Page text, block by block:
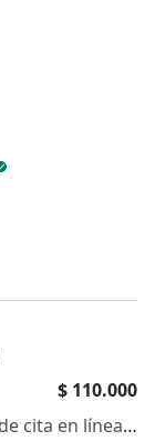
$ 110.000
Este especialista no ofrece reserva de cita en línea en esta dirección.